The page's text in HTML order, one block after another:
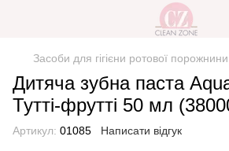
Засоби для гігієни ротової порожнини
Дитяча зубна паста
Тутті-фрутті 50 мл
Артикул: 01085 Написати відгук